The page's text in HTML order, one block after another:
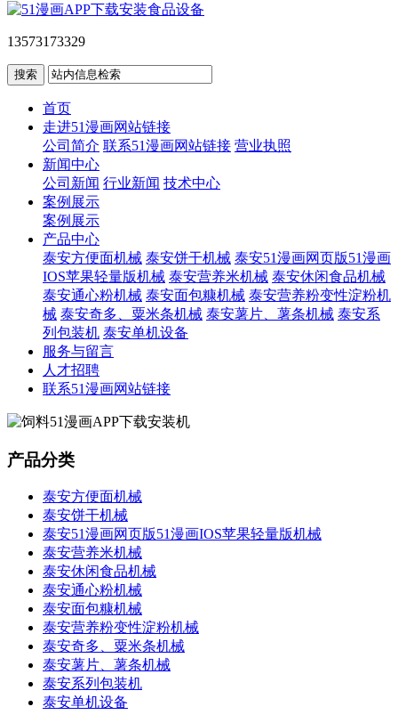
13573173329
首页
走进51漫画网站链接
公司简介 联系51漫画网站链接 营业执照
新闻中心
公司新闻 行业新闻 技术中心
案例展示
案例展示
产品中心
泰安方便面机械 泰安饼干机械 泰安51漫画网页版51漫画
IOS苹果轻量版机械 泰安营养米机械 泰安休闲食品机械
泰安通心粉机械 泰安面包糠机械 泰安营养粉变性淀粉机
械 泰安奇多、粟米条机械 泰安薯片、薯条机械 泰安系
列包装机 泰安单机设备
服务与留言
人才招聘
联系51漫画网站链接
产品分类
泰安方便面机械
泰安饼干机械
泰安51漫画网页版51漫画IOS苹果轻量版机械
泰安营养米机械
泰安休闲食品机械
泰安通心粉机械
泰安面包糠机械
泰安营养粉变性淀粉机械
泰安奇多、粟米条机械
泰安薯片、薯条机械
泰安系列包装机
泰安单机设备